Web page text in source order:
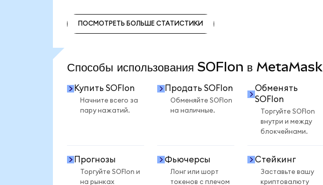
ПОСМОТРЕТЬ БОЛЬШЕ СТАТИСТИКИ
Способы использования SOFIon в MetaMask
Купить SOFIon
Начните всего за
пару нажатий.
Продать SOFIon
Обменяйте SOFIon
на наличные.
Обменять
SOFIon
Торгуйте SOFIon
внутри и между
блокчейнами.
Прогнозы
Торгуйте SOFIon и
на рынках
Фьючерсы
Лонг или шорт
токенов с плечом
Стейкинг
Заставьте вашу
криптовалюту